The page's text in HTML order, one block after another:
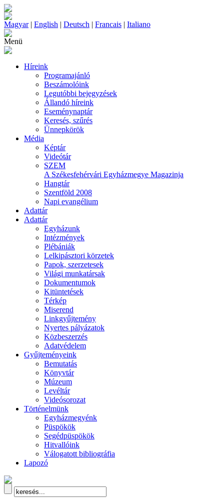
Magyar| English | Deutsch | Francais | Italiano
Menü
Híreink
Programajánló
Beszámolóink
Legutóbbi bejegyzések
Állandó híreink
Eseménynaptár
Keresés, szűrés
Ünnepkörök
Média
Képtár
Videótár
SZEM
A Székesfehérvári Egyházmegye Magazinja
Hangtár
Szentföld 2008
Napi evangélium
Adattár
Adattár
Egyházunk
Intézmények
Plébániák
Lelkipásztori körzetek
Papok, szerzetesek
Világi munkatársak
Dokumentumok
Kitüntetések
Térkép
Miserend
Linkgyűjtemény
Nyertes pályázatok
Közbeszerzés
Adatvédelem
Gyűjteményeink
Bemutatás
Könyvtár
Múzeum
Levéltár
Videósorozat
Történelmünk
Egyházmegyénk
Püspökök
Segédpüspökök
Hitvallóink
Válogatott bibliográfia
Lapozó